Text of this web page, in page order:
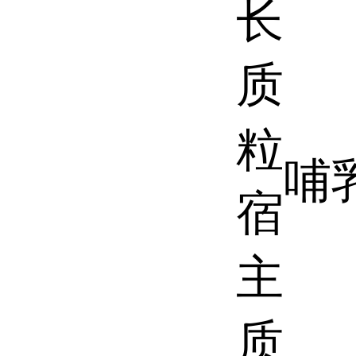
长
质
粒
宿
主
哺
质